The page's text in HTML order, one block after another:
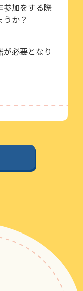
参加をする際
か？
必要となり